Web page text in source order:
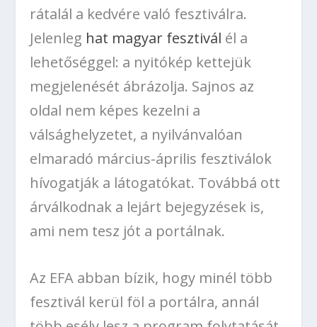
rátalál a kedvére való fesztiválra.
Jelenleg hat magyar fesztivál él a
lehetőséggel: a nyitókép kettejük
megjelenését ábrázolja. Sajnos az
oldal nem képes kezelni a
válsághelyzetet, a nyilvánvalóan
elmaradó március-április fesztiválok
hívogatják a látogatókat. Továbbá ott
árválkodnak a lejárt bejegyzések is,
ami nem tesz jót a portálnak.
Az EFA abban bízik, hogy minél több
fesztivál kerül föl a portálra, annál